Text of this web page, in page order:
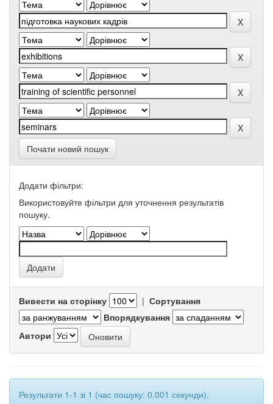
Почати новий пошук
Додати фільтри:
Використовуйте фільтри для уточнення результатів
пошуку.
Вивести на сторінку | Сортування
Впорядкування
Автори
Результати 1-1 зі 1 (час пошуку: 0.001 секунди).